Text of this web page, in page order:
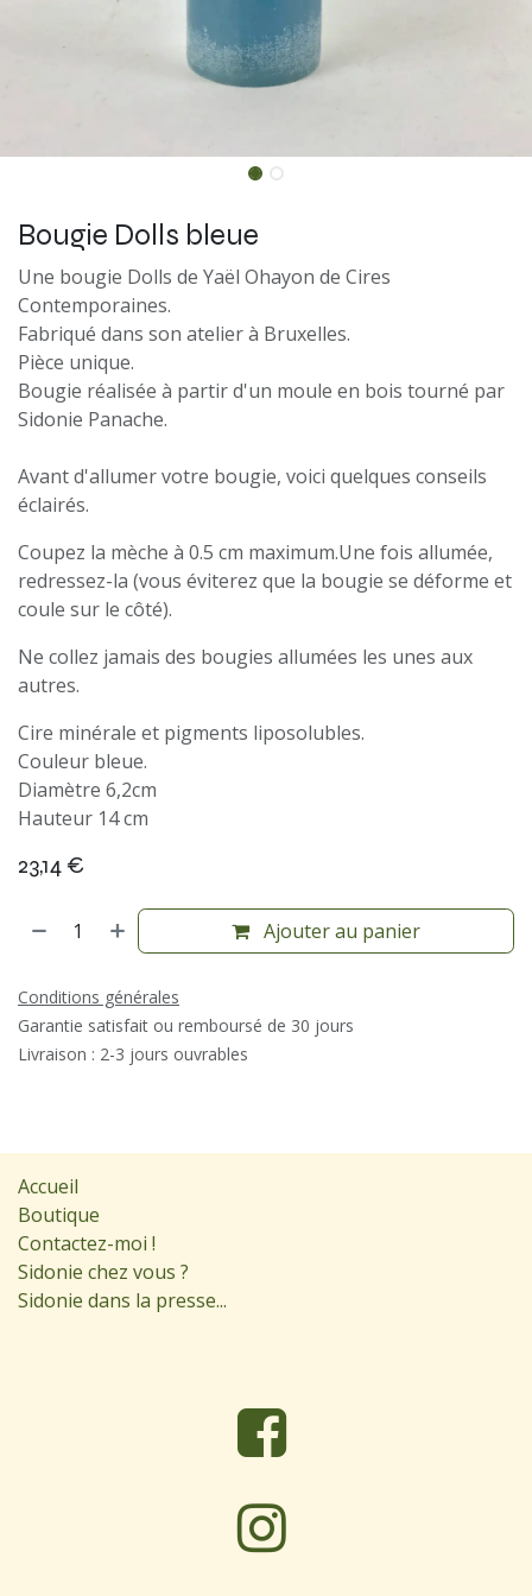
Bougie Dolls bleue
Une bougie Dolls de Yaël Ohayon de Cires
Contemporaines.
Fabriqué dans son atelier à Bruxelles.
Pièce unique.
Bougie réalisée à partir d'un moule en bois tourné par
Sidonie Panache.
Avant d'allumer votre bougie, voici quelques conseils
éclairés.
Coupez la mèche à 0.5 cm maximum.Une fois allumée,
redressez-la (vous éviterez que la bougie se déforme et
coule sur le côté).
Ne collez jamais des bougies allumées les unes aux
autres.
Cire minérale et pigments liposolubles.
Couleur bleue.
Diamètre 6,2cm
Hauteur 14 cm
23,14€
Ajouter au panier
Conditions générales
Garantie satisfait ou remboursé de 30 jours
Livraison : 2-3 jours ouvrables
Accueil
Boutique
Contactez-moi !
Sidonie chez vous ?
Sidonie dans la presse...